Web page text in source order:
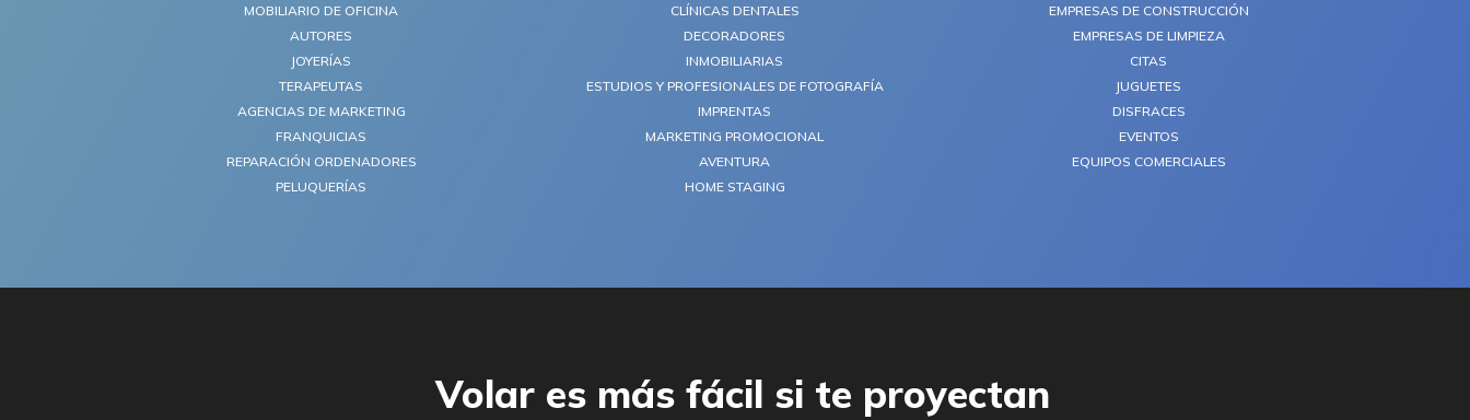
MOBILIARIO DE OFICINA
AUTORES
JOYERÍAS
TERAPEUTAS
AGENCIAS DE MARKETING
FRANQUICIAS
REPARACIÓN ORDENADORES
PELUQUERÍAS
CLÍNICAS DENTALES
DECORADORES
INMOBILIARIAS
ESTUDIOS Y PROFESIONALES DE FOTOGRAFÍA
IMPRENTAS
MARKETING PROMOCIONAL
AVENTURA
HOME STAGING
EMPRESAS DE CONSTRUCCIÓN
EMPRESAS DE LIMPIEZA
CITAS
JUGUETES
DISFRACES
EVENTOS
EQUIPOS COMERCIALES
Volar es más fácil si te proyectan